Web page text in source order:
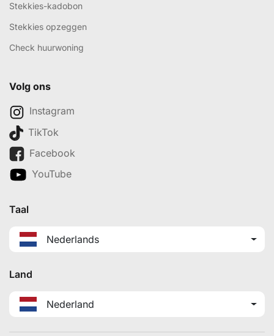
Stekkies-kadobon
Stekkies opzeggen
Check huurwoning
Volg ons
Instagram
TikTok
Facebook
YouTube
Taal
Nederlands
Land
Nederland